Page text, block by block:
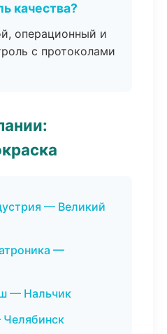
качества?
операционный и
с протоколами
— Великий
—
— Нальчик